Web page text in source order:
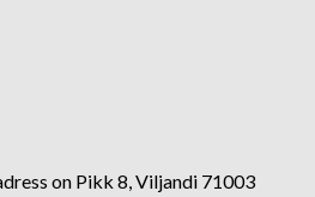
on Pikk 8, Viljandi 71003